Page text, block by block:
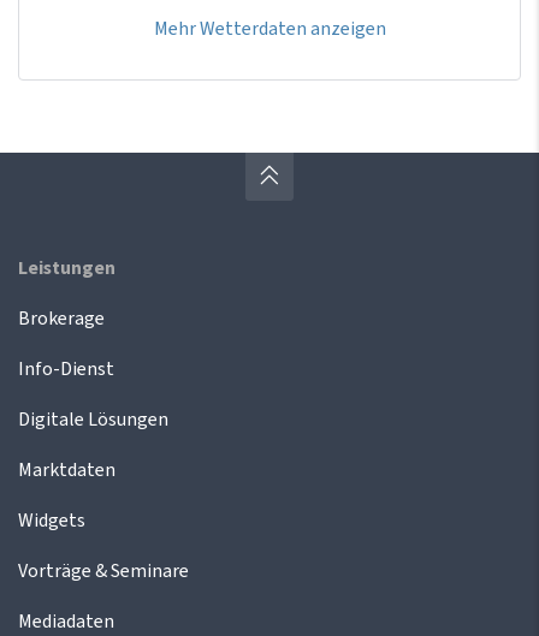
Mehr Wetterdaten anzeigen
Leistungen
Brokerage
Info-Dienst
Digitale Lösungen
Marktdaten
Widgets
Vorträge & Seminare
Mediadaten